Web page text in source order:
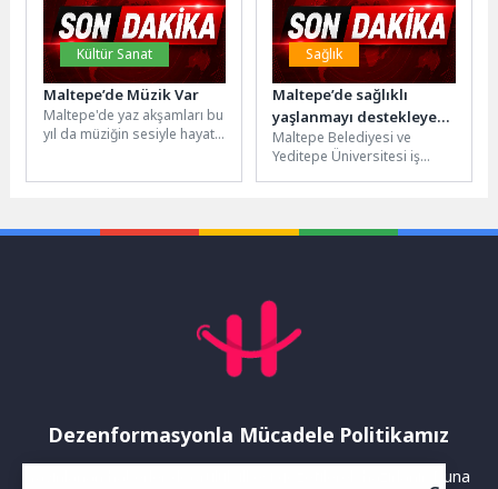
Kültür Sanat
Maltepe’de Müzik Var
Maltepe'de yaz akşamları bu
yıl da müziğin sesiyle hayat
Sağlık
Maltepe’de sağlıklı
yaşlanmayı destekleyen
atölye çalışması yapıldı
Maltepe Belediyesi ve
Yeditepe Üniversitesi iş
Dezenformasyonla Mücadele Politikamız
Yayınlanan haberler doğruluk ilkesi gözetilerek hazırlanır. Buna